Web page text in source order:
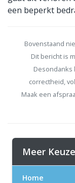
een beperkt
Bovenstaand
Dit bericht is
Desondanks
correctheid,
Maak een
Meer
Home